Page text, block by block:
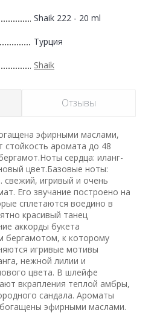
Shaik 222 - 20 ml
Турция
Shaik
Отзывы
эфирными маслами,
стойкость аромата до 48
сердца: иланг-
цвет.Базовые ноты:
свежий, игривый и очень
Его звучание построено на
сплетаются воедино в
красивый танец
аккорды букета
бергамотом, к которому
игривые мотивы
нежной лилии и
цвета. В шлейфе
вкрапления теплой амбры,
сандала. Ароматы
эфирными маслами.